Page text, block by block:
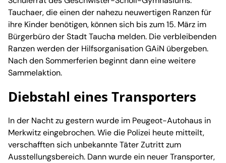
Tauchaer, die einen der nahezu neuwertigen Ranzen für
ihre Kinder benötigen, können sich bis zum 15. März im
Bürgerbüro der Stadt Taucha melden. Die verbleibenden
Ranzen werden der Hilfsorganisation GAiN übergeben.
Nach den Sommerferien beginnt dann eine weitere
Sammelaktion.
Diebstahl eines Transporters
In der Nacht zu gestern wurde im Peugeot-Autohaus in
Merkwitz eingebrochen. Wie die Polizei heute mitteilt,
verschafften sich unbekannte Täter Zutritt zum
Ausstellungsbereich. Dann wurde ein neuer Transporter,